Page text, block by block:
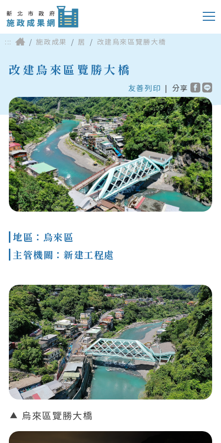
::: 施政成果 居 改建烏來區覽勝大橋
改建烏來區覽勝大橋
友善列印 | 分享
地區：烏來區
主管機關：新建工程處
烏來區覽勝大橋